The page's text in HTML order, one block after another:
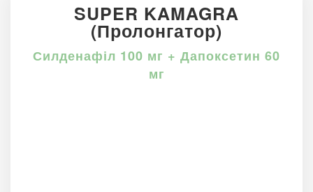
SUPER KAMAGRA
(Пролонгатор)
Силденафіл 100 мг + Дапоксетин 60
мг